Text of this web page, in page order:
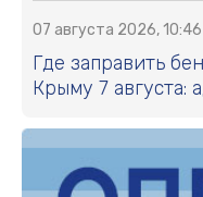
07 августа 2026, 10:46
Где заправить
Крыму 7 августа: